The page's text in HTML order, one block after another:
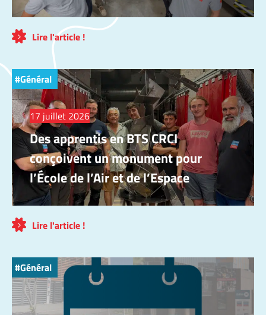
Lire l'article !
Général
17 juillet 2026
Des apprentis en BTS CRCI
conçoivent un monument pour
l’École de l’Air et de l’Espace
Lire l'article !
Général